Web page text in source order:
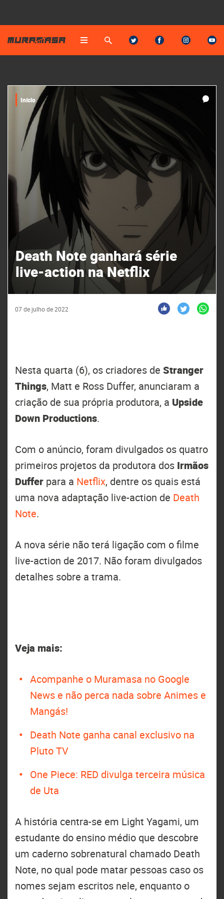
Início
Death Note ganhará série
live-action na Netflix
07 de julho de 2022
Nesta quarta (6), os criadores de Stranger
Things, Matt e Ross Duffer, anunciaram a
criação de sua própria produtora, a Upside
Down Productions.
Com o anúncio, foram divulgados os quatro
primeiros projetos da produtora dos Irmãos
Duffer para a Netflix, dentre os quais está
uma nova adaptação live-action de Death
Note.
A nova série não terá ligação com o filme
live-action de 2017. Não foram divulgados
detalhes sobre a trama.
Veja mais:
Acompanhe o Muramasa no Google
News e não perca nada sobre Animes e
Mangás!
Death Note ganha canal exclusivo na
Pluto TV
One Piece: RED divulga terceira música
de Uta
A história centra-se em Light Yagami, um
estudante do ensino médio que descobre
um caderno sobrenatural chamado Death
Note, no qual pode matar pessoas caso os
nomes sejam escritos nele, enquanto o